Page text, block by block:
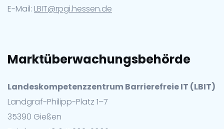
E-Mail: LBIT@rpgi.hessen.de
Marktüberwachungsbehörde
Landeskompetenzzentrum Barrierefreie IT (LBIT)
Landgraf-Philipp-Platz 1–7
35390 Gießen